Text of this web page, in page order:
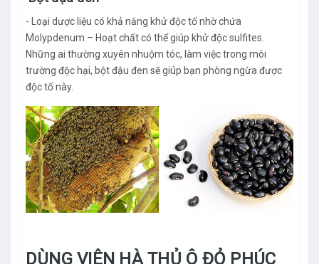
- Loại dược liệu có khả năng khử độc tố nhờ chứa
Molypdenum – Hoạt chất có thể giúp khử độc sulfites.
Những ai thường xuyên nhuộm tóc, làm việc trong môi
trường độc hại, bột đậu đen sẽ giúp bạn phòng ngừa được
độc tố này.
DÙNG VIÊN HÀ THỦ Ô ĐỎ PHÚC